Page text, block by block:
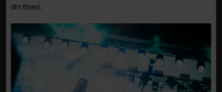
din tineri.